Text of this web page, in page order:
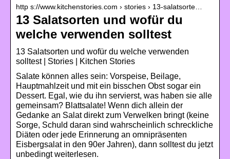
http s://www.kitchenstories.com › stories › 13-salatsorte…
13 Salatsorten und wofür du
welche verwenden solltest
13 Salatsorten und wofür du welche verwenden
solltest | Stories | Kitchen Stories
Salate können alles sein: Vorspeise, Beilage,
Hauptmahlzeit und mit ein bisschen Obst sogar ein
Dessert. Egal, wie du ihn servierst, was haben sie alle
gemeinsam? Blattsalate! Wenn dich allein der
Gedanke an Salat direkt zum Verwelken bringt (keine
Sorge, Schuld daran sind wahrscheinlich schreckliche
Diäten oder jede Erinnerung an omnipräsenten
Eisbergsalat in den 90er Jahren), dann solltest du jetzt
unbedingt weiterlesen.